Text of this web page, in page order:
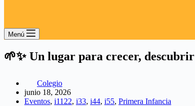
Menú
🌱✨ Un lugar para crecer,
Colegio
junio 18, 2026
Eventos, i1122, i33, i44, i55, Primera Infancia